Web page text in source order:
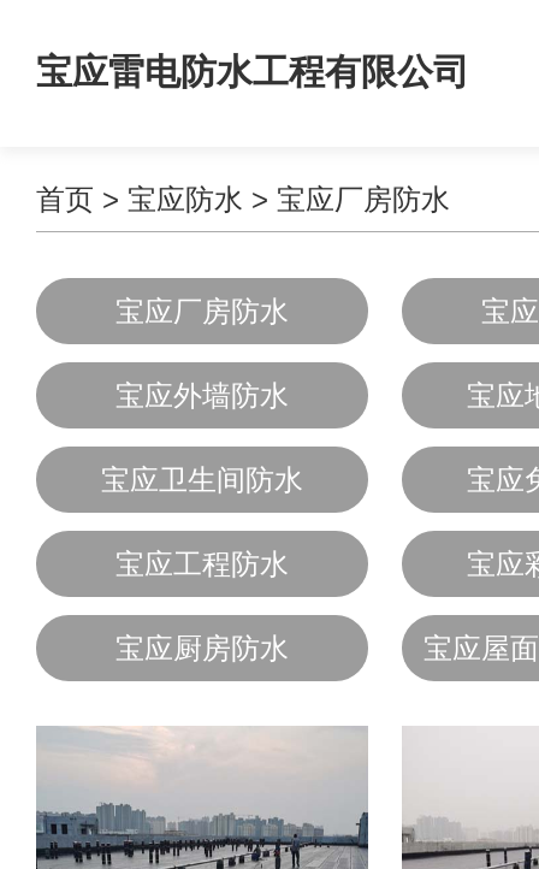
宝应雷电防水工程有限公司
首页 > 宝应防水 > 宝应厂房防水
宝应厂房防水 宝
宝应外墙防水 宝应
宝应卫生间防水 宝应
宝应工程防水 宝应
宝应厨房防水 宝应屋